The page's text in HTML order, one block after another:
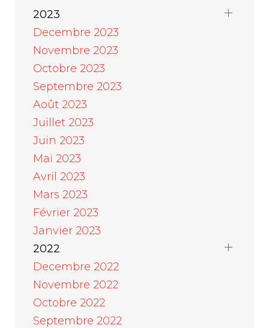
2023
Decembre 2023
Novembre 2023
Octobre 2023
Septembre 2023
Août 2023
Juillet 2023
Juin 2023
Mai 2023
Avril 2023
Mars 2023
Février 2023
Janvier 2023
2022
Decembre 2022
Novembre 2022
Octobre 2022
Septembre 2022